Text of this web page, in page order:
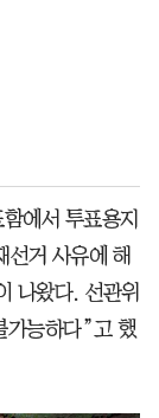
에서 투표용지
선거 사유에 해
나왔다. 선관위
가능하다”고 했